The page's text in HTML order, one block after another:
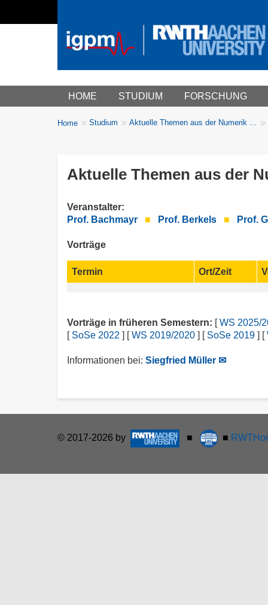
Main menu
HOME STUDIUM FORSCHUNG
Breadcrumbs
You
Home Studium Aktuelle Themen aus der Numerik ...
Aktuelle Themen aus der
Veranstalter:
Prof. Bachmayr
■ Prof. Berkels ■ Prof.
Vorträge
Termin Ort/Zeit
Vorträge in früheren Semestern: [WS 2025/
[ SoSe 2022 ] [WS 2019/2020 ] [ SoSe 2019 ] [
Informationen bei: Siegfried Müller ✉
© 2017-2026 by ■ ■